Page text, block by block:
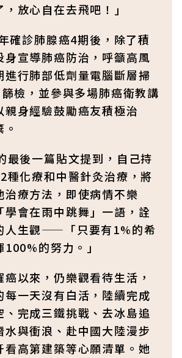
放心自在去飛吧！」
確診肺腺癌4期後，除了積
身宣導肺癌防治，呼籲高風
進行肺部低劑量電腦斷層掃
檢，並參與多場肺癌衛教講
親身經驗鼓勵癌友積極治
最後一篇貼文提到，自己持
種化療和中醫針灸治療，將
治療方法，即使病情不樂
學會在雨中跳舞」一語，詮
人生觀——「只要有1%的希
的努力。」
以來，仍樂觀看待生活，
每一天沒有白活，陸續完成
、完成三鐵挑戰、去冰島追
水與衝浪、赴中國大陸漫步
看高第建築等心願清單。她